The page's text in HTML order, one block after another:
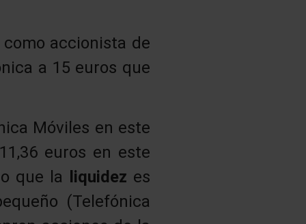
accionista de
a 15 euros que
Móviles en este
euros en este
que la liquidez es
(Telefónica